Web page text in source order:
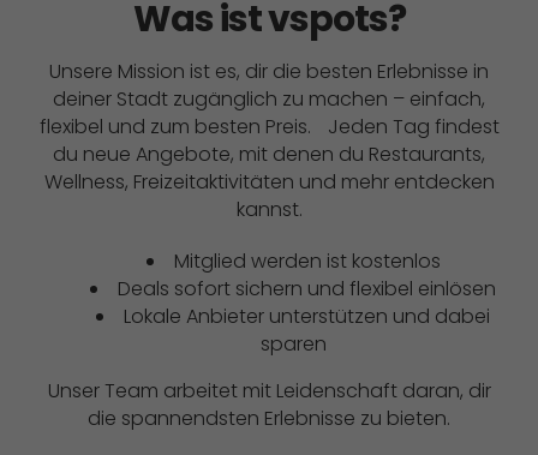
Was ist vspots?
Unsere Mission ist es, dir die besten Erlebnisse in
deiner Stadt zugänglich zu machen – einfach,
flexibel und zum besten Preis. Jeden Tag findest
du neue Angebote, mit denen du Restaurants,
Wellness, Freizeitaktivitäten und mehr entdecken
kannst.
Mitglied werden ist kostenlos
Deals sofort sichern und flexibel einlösen
Lokale Anbieter unterstützen und dabei
sparen
Unser Team arbeitet mit Leidenschaft daran, dir
die spannendsten Erlebnisse zu bieten.